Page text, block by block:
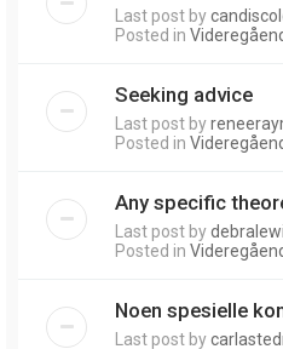
Last post by
Posted in
Seeking advice
Last post by
Posted in
Any specific
Last post by
Posted in
Noen spesielle
Last post by